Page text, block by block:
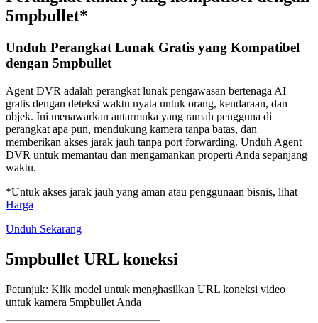
5mpbullet*
Unduh Perangkat Lunak Gratis yang Kompatibel
dengan 5mpbullet
Agent DVR adalah perangkat lunak pengawasan bertenaga AI
gratis dengan deteksi waktu nyata untuk orang, kendaraan, dan
objek. Ini menawarkan antarmuka yang ramah pengguna di
perangkat apa pun, mendukung kamera tanpa batas, dan
memberikan akses jarak jauh tanpa port forwarding. Unduh Agent
DVR untuk memantau dan mengamankan properti Anda sepanjang
waktu.
*Untuk akses jarak jauh yang aman atau penggunaan bisnis, lihat
Harga
Unduh Sekarang
5mpbullet URL koneksi
Petunjuk: Klik model untuk menghasilkan URL koneksi video
untuk kamera 5mpbullet Anda